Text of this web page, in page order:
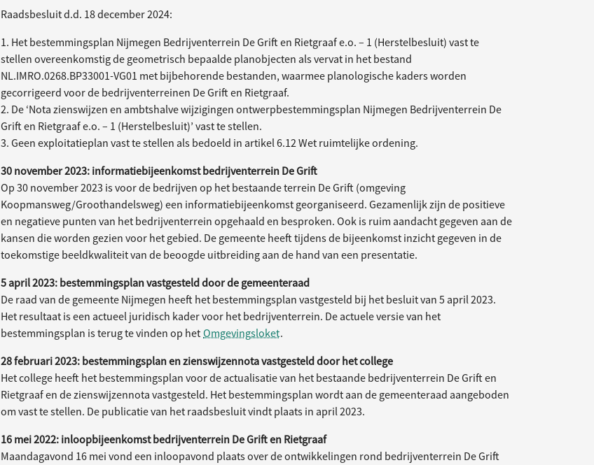
Raadsbesluit d.d. 18 december 2024:
1. Het bestemmingsplan Nijmegen Bedrijventerrein De Grift en Rietgraaf e.o. – 1 (Herstelbesluit) vast te
stellen overeenkomstig de geometrisch bepaalde planobjecten als vervat in het bestand
NL.IMRO.0268.BP33001-VG01 met bijbehorende bestanden, waarmee planologische kaders worden
gecorrigeerd voor de bedrijventerreinen De Grift en Rietgraaf.
2. De ‘Nota zienswijzen en ambtshalve wijzigingen ontwerpbestemmingsplan Nijmegen Bedrijventerrein De
Grift en Rietgraaf e.o. – 1 (Herstelbesluit)’ vast te stellen.
3. Geen exploitatieplan vast te stellen als bedoeld in artikel 6.12 Wet ruimtelijke ordening.
30 november 2023: informatiebijeenkomst bedrijventerrein De Grift
Op 30 november 2023 is voor de bedrijven op het bestaande terrein De Grift (omgeving
Koopmansweg/Groothandelsweg) een informatiebijeenkomst georganiseerd. Gezamenlijk zijn de positieve
en negatieve punten van het bedrijventerrein opgehaald en besproken. Ook is ruim aandacht gegeven aan de
kansen die worden gezien voor het gebied. De gemeente heeft tijdens de bijeenkomst inzicht gegeven in de
toekomstige beeldkwaliteit van de beoogde uitbreiding aan de hand van een presentatie.
5 april 2023: bestemmingsplan vastgesteld door de gemeenteraad
De raad van de gemeente Nijmegen heeft het bestemmingsplan vastgesteld bij het besluit van 5 april 2023.
Het resultaat is een actueel juridisch kader voor het bedrijventerrein. De actuele versie van het
bestemmingsplan is terug te vinden op het Omgevingsloket.
28 februari 2023: bestemmingsplan en zienswijzennota vastgesteld door het college
Het college heeft het bestemmingsplan voor de actualisatie van het bestaande bedrijventerrein De Grift en
Rietgraaf en de zienswijzennota vastgesteld. Het bestemmingsplan wordt aan de gemeenteraad aangeboden
om vast te stellen. De publicatie van het raadsbesluit vindt plaats in april 2023.
16 mei 2022: inloopbijeenkomst bedrijventerrein De Grift en Rietgraaf
Maandagavond 16 mei vond een inloopavond plaats over de ontwikkelingen rond bedrijventerrein De Grift